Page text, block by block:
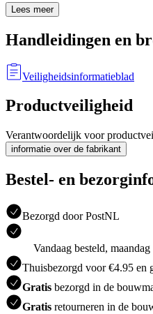
Lees meer
Handleidingen en
Veiligheidsinformatieblad
Productveiligheid
Verantwoordelijk voor
informatie over de fabrikant
Bestel- en
Bezorgd door PostNL
Vandaag besteld,
Thuisbezorgd voor €4.95 en
Gratis bezorgd in de
Gratis retourneren in de